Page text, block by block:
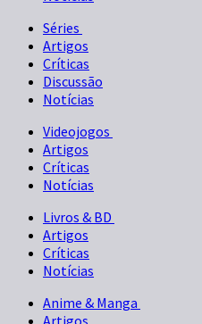
Séries
Artigos
Críticas
Discussão
Notícias
Videojogos
Artigos
Críticas
Notícias
Livros & BD
Artigos
Críticas
Notícias
Anime & Manga
Artigos